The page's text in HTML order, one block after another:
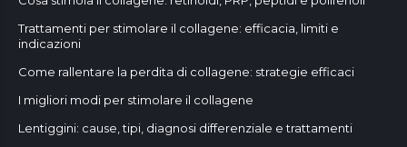
Trattamenti per stimolare il collagene: efficacia, limiti e
indicazioni
Come rallentare la perdita di collagene: strategie efficaci
I migliori modi per stimolare il collagene
Lentiggini: cause, tipi, diagnosi differenziale e trattamenti